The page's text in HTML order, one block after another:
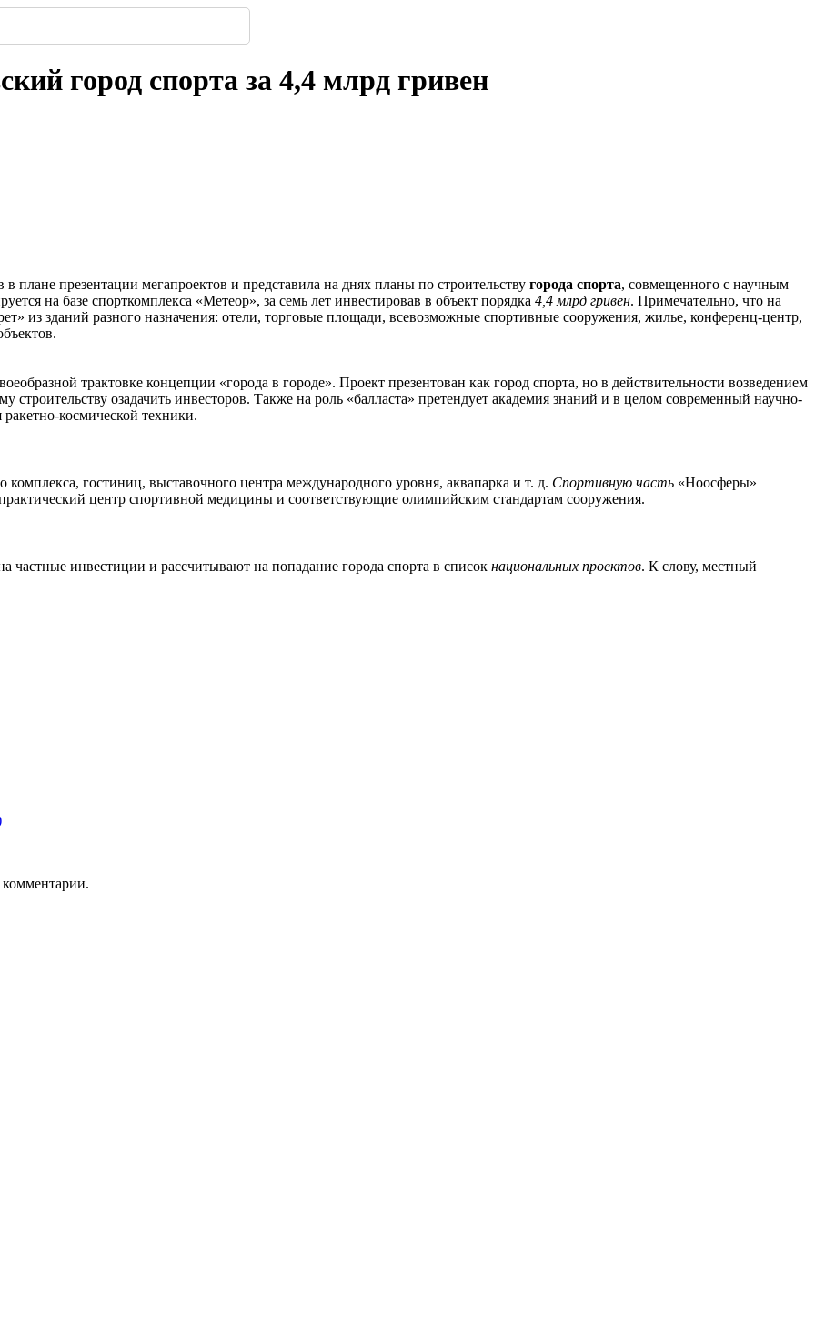
город спорта за 4,4 млрд гривен
плане презентации мегапроектов и представила на днях планы по строительству города спорта, совмещенного с научным
на базе спорткомплекса «Метеор», за семь лет инвестировав в объект порядка 4,4 млрд гривен. Примечательно, что на
из зданий разного назначения: отели, торговые площади, всевозможные спортивные сооружения, жилье, конференц-центр,
трактовке концепции «города в городе». Проект презентован как город спорта, но в действительности возведением
строительству озадачить инвесторов. Также на роль «балласта» претендует академия знаний и в целом современный научно-
ракетно-космической техники.
комплекса, гостиниц, выставочного центра международного уровня, аквапарка и т. д. Спортивную часть «Ноосферы»
практический центр спортивной медицины и соответствующие олимпийским стандартам сооружения.
частные инвестиции и рассчитывают на попадание города спорта в список национальных проектов. К слову, местный
комментарии.